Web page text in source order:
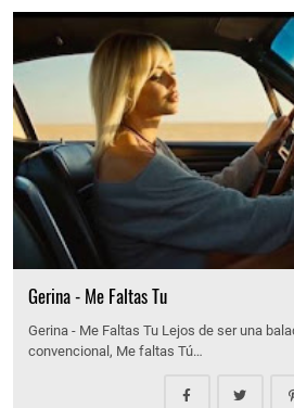
Gerina - Me Faltas Tu
Gerina - Me Faltas Tu Lejos de ser una
convencional, Me faltas Tú…